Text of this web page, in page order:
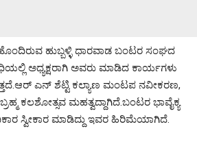
ಹುಬ್ಬಳ್ಳಿ ಧಾರವಾಡ ಬಂಟರ ಸಂಘದ
ಅಧ್ಯಕ್ಷರಾಗಿ ಅವರು ಮಾಡಿದ ಕಾರ್ಯಗಳು
ಎನ್ ಶೆಟ್ಟಿ ಕಲ್ಯಾಣ ಮಂಟಪ ನವೀಕರಣ,
ಕಲಶೋತ್ಸವ ಮಹತ್ವದ್ದಾಗಿದೆ.ಬಂಟರ ಭಾವೈಕ್ಯ
ಸ್ವೀಕಾರ ಮಾಡಿದ್ದು ಇವರ ಹಿರಿಮೆಯಾಗಿದೆ.